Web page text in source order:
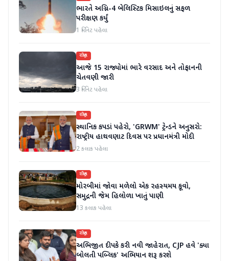
ભારતે અગ્નિ-4 બેલિસ્ટિક મિસાઇલનું સફળ
પરીક્ષણ કર્યું
1 મિનિટ પહેલા
રાષ્ટ્રીય
આજે 15 રાજ્યોમાં ભારે વરસાદ અને તોફાનની
ચેતવણી જારી
3 મિનિટ પહેલા
રાષ્ટ્રીય
સ્થાનિક કપડાં પહેરો, 'GRWM' ટ્રેન્ડને અનુસરો:
રાષ્ટ્રીય હાથવણાટ દિવસ પર પ્રધાનમંત્રી મોદી
2 કલાક પહેલા
રાષ્ટ્રીય
મોરબીમાં જોવા મળેલો એક રહસ્યમય કૂવો,
સમુદ્રની જેમ હિલોળા ખાતું પાણી
13 કલાક પહેલા
રાષ્ટ્રીય
અભિજીત દીપકે કરી નવી જાહેરાત, CJP હવે 'ક્યા
બોલતી પબ્લિક' અભિયાન શરૂ કરશે